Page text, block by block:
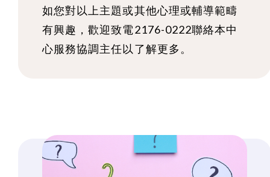
如您對以上主題或其他心理或輔導範疇
有興趣，歡迎致電2176-0222聯絡本中
心服務協調主任以了解更多。